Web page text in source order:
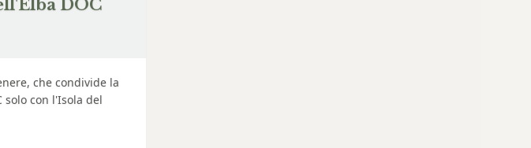
DOC
che condivide la
solo con l'Isola del